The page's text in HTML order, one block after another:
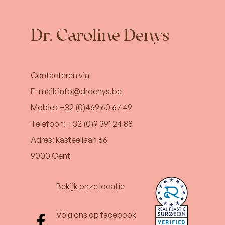
Dr. Caroline Denys
Contacteren via
E-mail: info@drdenys.be
Mobiel: +32 (0)469 60 67 49
Telefoon: +32 (0)9 391 24 88
Adres: Kasteellaan 66
9000 Gent
Bekijk onze locatie
Volg ons op facebook